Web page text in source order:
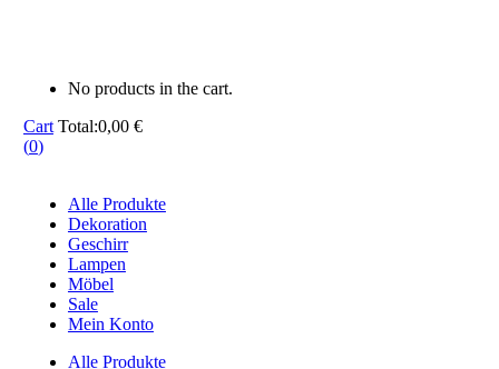
No products in the cart.
Cart Total:0,00 €
(0)
Alle Produkte
Dekoration
Geschirr
Lampen
Möbel
Sale
Mein Konto
Alle Produkte